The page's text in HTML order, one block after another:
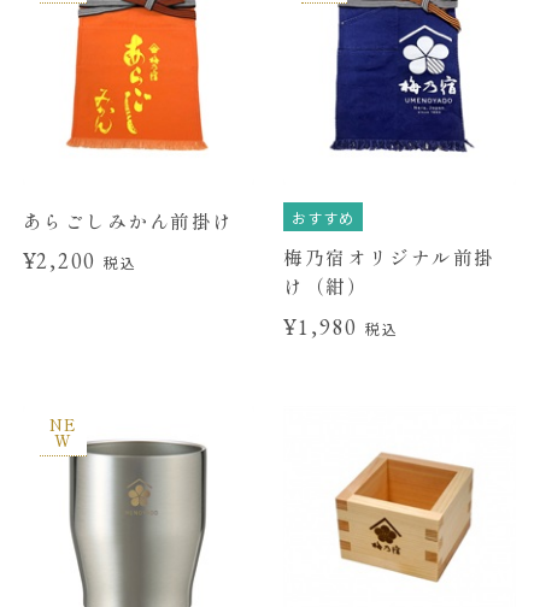
あらごしみかん前掛け
¥2,200税込
おすすめ
梅乃宿オリジナル前掛
け（紺）
¥1,980 税込
NE
W